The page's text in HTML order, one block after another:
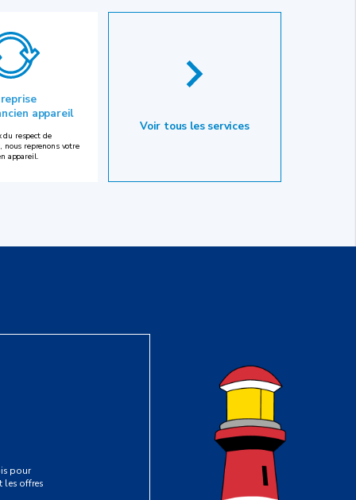
appareil
du respect de
nous reprenons votre
appareil.
Voir tous les services
pour
les offres